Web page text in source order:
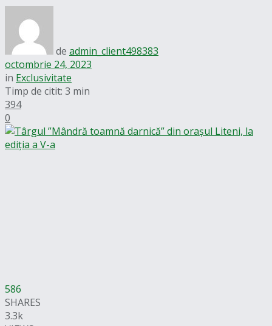
de admin_client498383
octombrie 24, 2023
in Exclusivitate
Timp de citit: 3 min
394
0
586
SHARES
3.3k